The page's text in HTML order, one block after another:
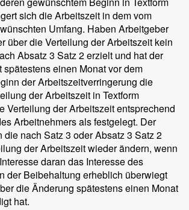
sich die Arbeitszeit in dem vom
Umfang. Haben Arbeitgeber
über die Verteilung der Arbeitszeit kein
Absatz 3 Satz 2 erzielt und hat der
einen Monat vor dem
der Arbeitszeitverringerung die
der Arbeitszeit in Textform
Verteilung der Arbeitszeit entsprechend
Arbeitnehmers als festgelegt. Der
die nach Satz 3 oder Absatz 3 Satz 2
der Arbeitszeit wieder ändern, wenn
daran das Interesse des
der Beibehaltung erheblich überwiegt
die Änderung spätestens einen Monat
hat.